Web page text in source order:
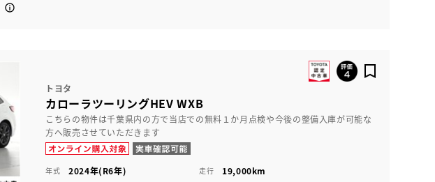
トヨタ
カローラツーリングHEV WXB
こちらの物件は千葉県内の方で当店での無料１か月点検や今後の整備入庫が可能な
方へ販売させていただきます
年式 2024年(R6年) 走行 19,000km